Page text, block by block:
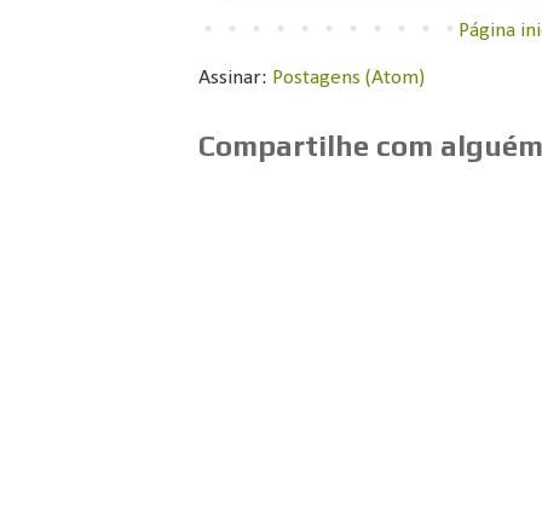
Página
Assinar: Postagens (Atom)
Compartilhe com